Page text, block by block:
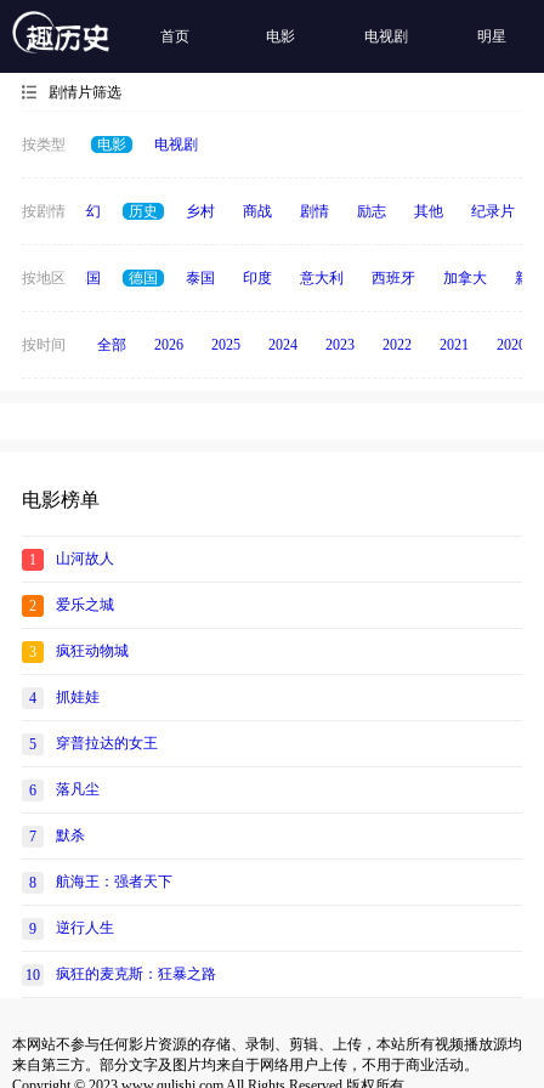
首页 电影 电视剧 明星
剧情片筛选
按类型 电影 电视剧
按剧情
动作 奇幻 历史 乡村 商战 剧情 励志 其他 纪录片
按地区
日本 韩国 德国 泰国 印度 意大利 西班牙 加拿大 新
按时间 全部 2026 2025 2024 2023 2022 2021 2020
电影榜单
1 山河故人
2 爱乐之城
3 疯狂动物城
4 抓娃娃
5 穿普拉达的女王
6 落凡尘
7 默杀
8 航海王：强者天下
9 逆行人生
10 疯狂的麦克斯：狂暴之路
本网站不参与任何影片资源的存储、录制、剪辑、上传，本站所有视频播放源均
来自第三方。部分文字及图片均来自于网络用户上传，不用于商业活动。